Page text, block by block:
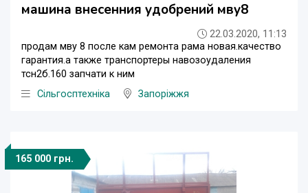
машина внесенния удобрений мву8
22.03.2020, 11:13
продам мву 8 после кам ремонта рама новая.качество
гарантия.а также транспортеры навозоудаления
тсн2б.160 запчати к ним
Сільгосптехніка
Запоріжжя
165 000 грн.